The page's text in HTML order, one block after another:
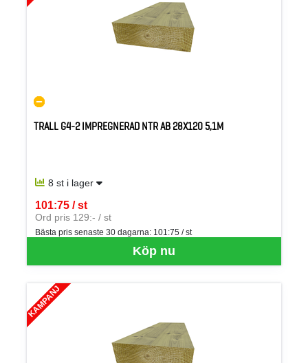
TRALL G4-2 IMPREGNERAD NTR AB 28X120 5,1M
8 st i lager
Köp nu
101:75 / st
SEK per ST
Ord pris 129:- / st
Bästa pris senaste 30 dagarna: 101:75 / st
KAMPANJ